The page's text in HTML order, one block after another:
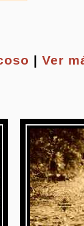
|Ver